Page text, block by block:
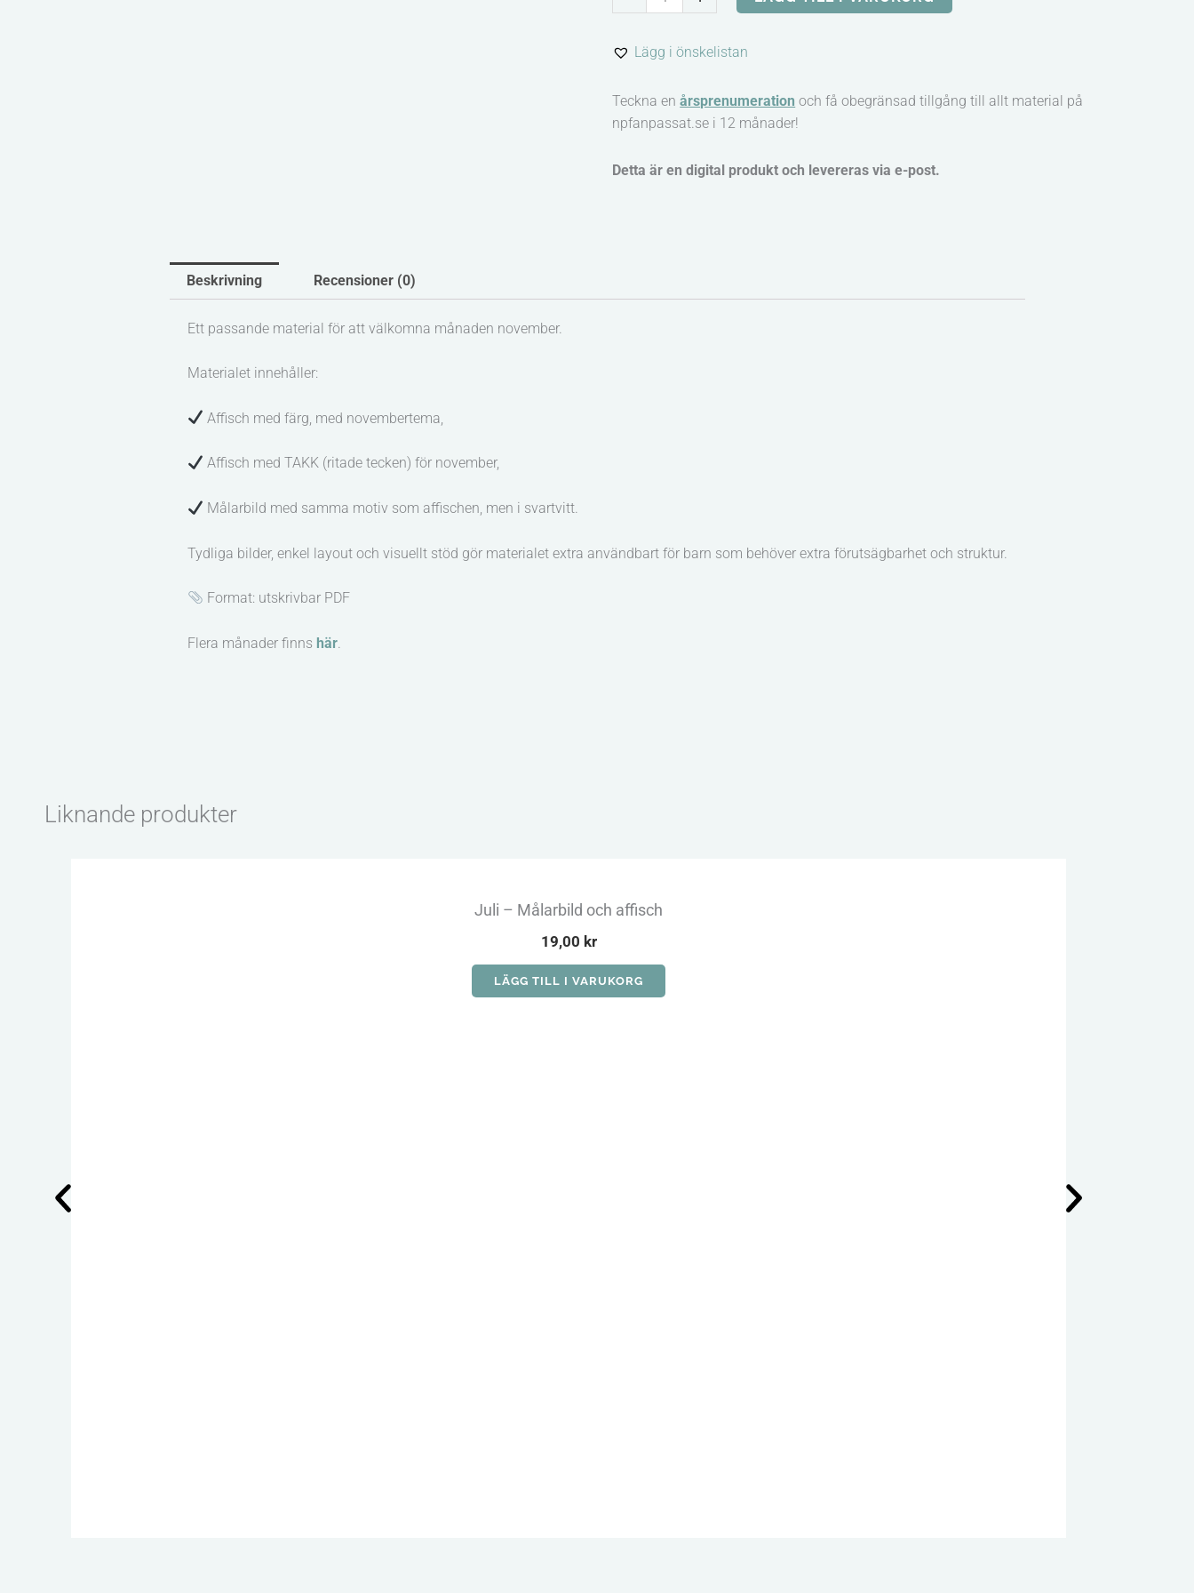
-
affisch
TAKK
mängd
Lägg i önskelistan
Teckna enårsprenumeration och få obegränsad tillgång till allt material på
npfanpassat.se i 12 månader!
Detta är en digital produkt och levereras via e-post.
Beskrivning Recensioner (0)
Ett passande material för att välkomna månaden november.
Materialet innehåller:
Affisch med färg, med novembertema,
Affisch med TAKK (ritade tecken) för november,
Målarbild med samma motiv som affischen, men i svartvitt.
Tydliga bilder, enkel layout och visuellt stöd gör materialet extra användbart för barn som behöver extra förutsägbarhet och struktur.
Format: utskrivbar PDF
Flera månader finns här.
Liknande produkter
Juli – Målarbild och affisch
19,00 kr
LÄGG TILL I VARUKORG